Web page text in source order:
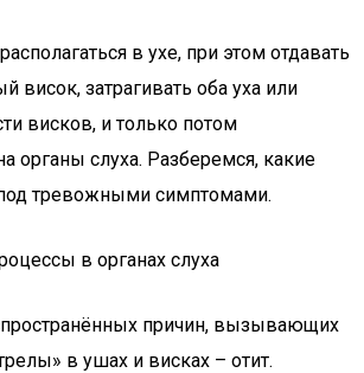
в ухе, при этом отдавать
висок, затрагивать оба уха или
висков, и только потом
органы слуха. Разберемся, какие
тревожными симптомами.
в органах слуха
причин, вызывающих
в ушах и висках – отит.